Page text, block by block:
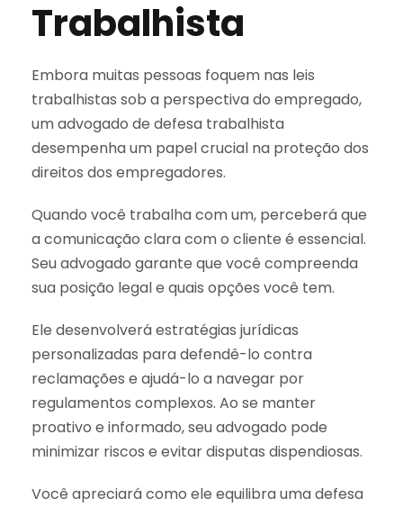
Trabalhista
Embora muitas pessoas foquem nas leis
trabalhistas sob a perspectiva do empregado,
um advogado de defesa trabalhista
desempenha um papel crucial na proteção dos
direitos dos empregadores.
Quando você trabalha com um, perceberá que
a comunicação clara com o cliente é essencial.
Seu advogado garante que você compreenda
sua posição legal e quais opções você tem.
Ele desenvolverá estratégias jurídicas
personalizadas para defendê-lo contra
reclamações e ajudá-lo a navegar por
regulamentos complexos. Ao se manter
proativo e informado, seu advogado pode
minimizar riscos e evitar disputas dispendiosas.
Você apreciará como ele equilibra uma defesa